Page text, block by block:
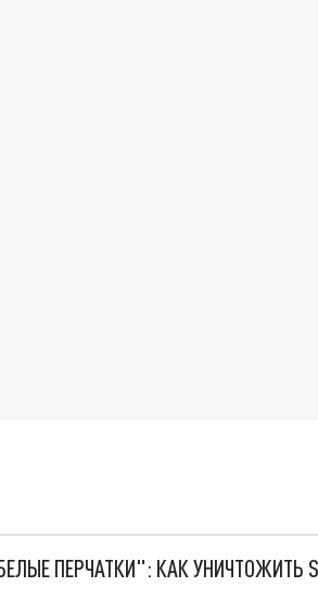
ПЕРЧАТКИ": КАК УНИЧТОЖИТЬ